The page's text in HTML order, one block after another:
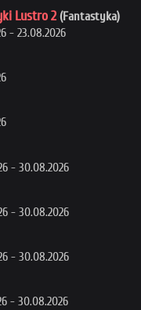
Lustro 2 (Fantastyka)
- 23.08.2026
- 30.08.2026
- 30.08.2026
- 30.08.2026
- 30.08.2026